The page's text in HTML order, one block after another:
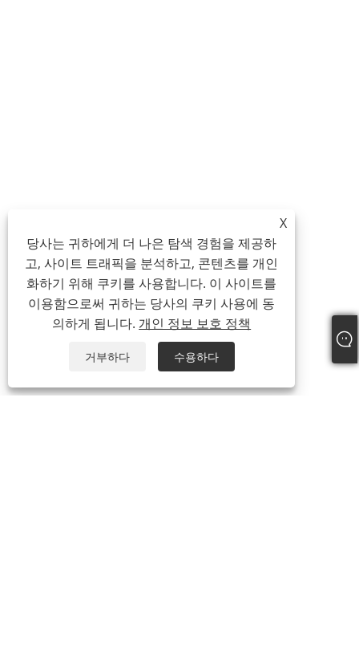
X
당사는 귀하에게 더 나은 탐색 경험을 제공하
고, 사이트 트래픽을 분석하고, 콘텐츠를 개인
화하기 위해 쿠키를 사용합니다. 이 사이트를
이용함으로써 귀하는 당사의 쿠키 사용에 동
의하게 됩니다. 개인 정보 보호 정책
거부하다 수용하다